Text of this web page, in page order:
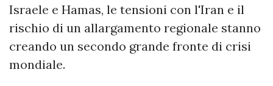
Israele e Hamas, le tensioni con l'Iran e il
rischio di un allargamento regionale stanno
creando un secondo grande fronte di crisi
mondiale.